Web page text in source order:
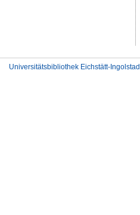
Universitätsbibliothek Eichstätt-